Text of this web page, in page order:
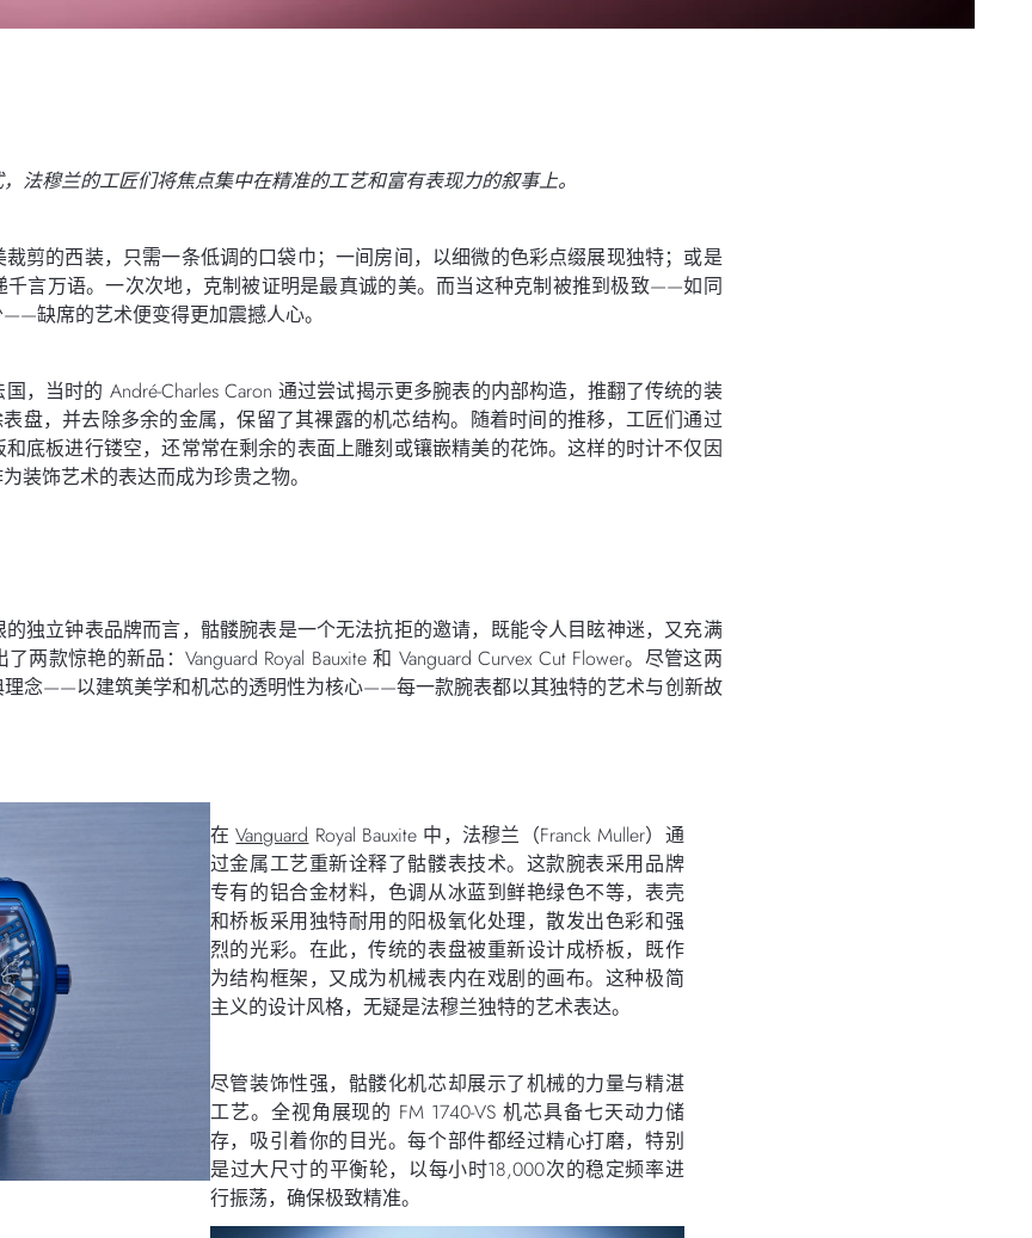
法穆兰的工匠们将焦点集中在精准的工艺和富有表现力的叙事上。
剪的西装，只需一条低调的口袋巾；一间房间，以细微的色彩点缀展现独特；或是
千言万语。一次次地，克制被证明是最真诚的美。而当这种克制被推到极致——如同
缺席的艺术便变得更加震撼人心。
，当时的 André-Charles Caron 通过尝试揭示更多腕表的内部构造，推翻了传统的装
盘，并去除多余的金属，保留了其裸露的机芯结构。随着时间的推移，工匠们通过
底板进行镂空，还常常在剩余的表面上雕刻或镶嵌精美的花饰。这样的时计不仅因
装饰艺术的表达而成为珍贵之物。
独立钟表品牌而言，骷髅腕表是一个无法抗拒的邀请，既能令人目眩神迷，又充满
两款惊艳的新品：Vanguard Royal Bauxite 和 Vanguard Curvex Cut Flower。尽管这两
理念——以建筑美学和机芯的透明性为核心——每一款腕表都以其独特的艺术与创新故
在Vanguard Royal Bauxite 中，法穆兰（Franck Muller）通
过金属工艺重新诠释了骷髅表技术。这款腕表采用品牌
专有的铝合金材料，色调从冰蓝到鲜艳绿色不等，表壳
和桥板采用独特耐用的阳极氧化处理，散发出色彩和强
烈的光彩。在此，传统的表盘被重新设计成桥板，既作
为结构框架，又成为机械表内在戏剧的画布。这种极简
主义的设计风格，无疑是法穆兰独特的艺术表达。
尽管装饰性强，骷髅化机芯却展示了机械的力量与精湛
工艺。全视角展现的 FM 1740-VS 机芯具备七天动力储
存，吸引着你的目光。每个部件都经过精心打磨，特别
是过大尺寸的平衡轮，以每小时18,000次的稳定频率进
行振荡，确保极致精准。